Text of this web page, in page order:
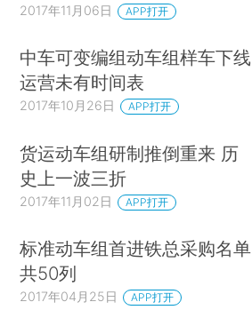
2017年11月06日 APP打开
中车可变编组动车组样车下线
运营未有时间表
2017年10月26日 APP打开
货运动车组研制推倒重来 历
史上一波三折
2017年11月02日 APP打开
标准动车组首进铁总采购名单
共50列
2017年04月25日 APP打开